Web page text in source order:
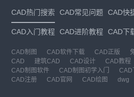
CAD热门搜索 CAD常见问题 CAD快
CAD入门教程 CAD进阶教程 CAD下
CAD制图 CAD软件下载 CAD正版
CAD
建筑CAD CAD设计 CAD教程
CAD制图软件
CAD制图初学入门 CAD
CAD注册
CAD官网 CAD绘图 dwg